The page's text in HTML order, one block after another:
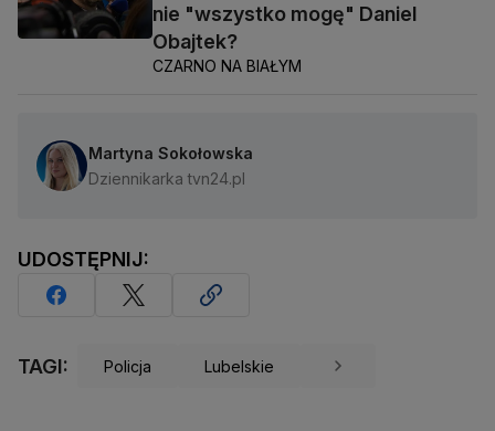
nie "wszystko mogę" Daniel
Obajtek?
CZARNO NA BIAŁYM
Martyna Sokołowska
Dziennikarka tvn24.pl
UDOSTĘPNIJ:
TAGI: Policja Lubelskie